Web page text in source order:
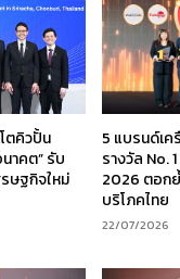
ตคิวปั้น
าคต” รับ
ษฐกิจใหม่
5 แบรนด์เ
รางวัล No.
2026 ตอกย้
บริโภคไทย
22/07/2026